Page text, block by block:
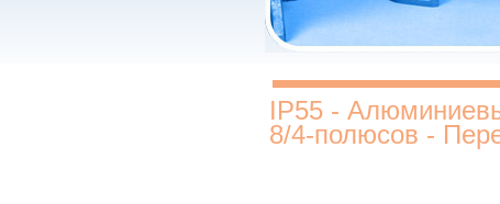
IP55 -
8/4-полюсов -